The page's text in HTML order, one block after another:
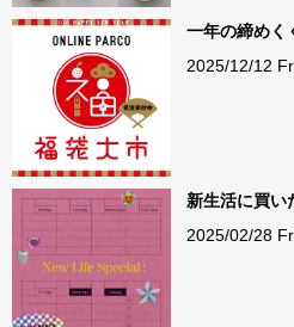
一年の締めく
2025/12/12
新生活に買い
2025/02/28